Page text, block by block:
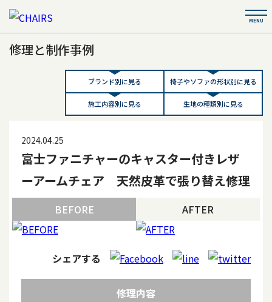
修理と制作事例
ブランド別に見る 椅子やソファの形状別に見る
施工内容別に見る 生地の種類別に見る
2024.04.25
富士ファニチャーのキャスター付きレザ
ーアームチェア 天然皮革で張り替え修理
BEFORE AFTER
シェアする
修理内容